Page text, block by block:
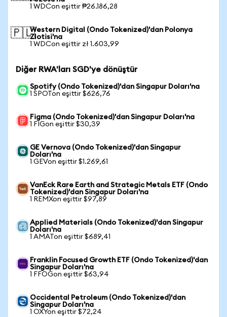
1 WDCon eşittir ₱26.186,28
🇵🇱Western Digital (Ondo Tokenized)'dan Polonya
Zlotisi'na
1 WDCon eşittir zł 1.603,99
Diğer RWA'ları SGD'ye dönüştür
Spotify (Ondo Tokenized)'dan Singapur Doları'na
1 SPOTon eşittir $626,76
Figma (Ondo Tokenized)'dan Singapur Doları'na
1 FIGon eşittir $30,39
GE Vernova (Ondo Tokenized)'dan Singapur
Doları'na
1 GEVon eşittir $1.269,61
VanEck Rare Earth and Strategic Metals ETF (Ondo
Tokenized)'dan Singapur Doları'na
1 REMXon eşittir $97,89
Applied Materials (Ondo Tokenized)'dan Singapur
Doları'na
1 AMATon eşittir $689,41
Franklin Focused Growth ETF (Ondo Tokenized)'dan
Singapur Doları'na
1 FFOGon eşittir $63,94
Occidental Petroleum (Ondo Tokenized)'dan
Singapur Doları'na
1 OXYon eşittir $72,24